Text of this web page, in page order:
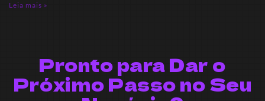
Leia mais »
Pronto para Dar o
Próximo Passo no Seu